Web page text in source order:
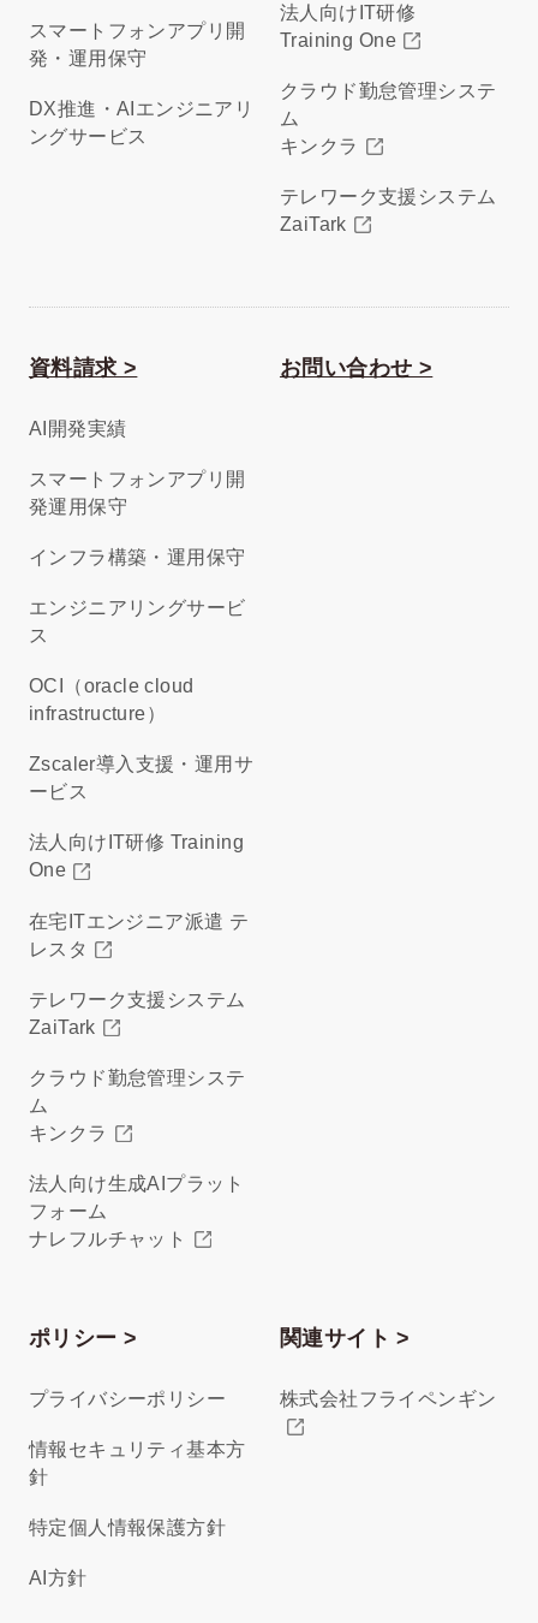
スマートフォンアプリ開
発・運用保守
DX推進・AIエンジニアリ
ングサービス
法人向けIT研修
Training One
クラウド勤怠管理システ
ム
キンクラ
テレワーク支援システム
ZaiTark
資料請求 >
AI開発実績
スマートフォンアプリ開
発運用保守
インフラ構築・運用保守
エンジニアリングサービ
ス
OCI（oracle cloud
infrastructure）
Zscaler導入支援・運用サ
ービス
法人向けIT研修 Training
One
在宅ITエンジニア派遣 テ
レスタ
テレワーク支援システム
ZaiTark
クラウド勤怠管理システ
ム
キンクラ
法人向け生成AIプラット
フォーム
ナレフルチャット
お問い合わせ >
ポリシー >
プライバシーポリシー
情報セキュリティ基本方
針
特定個人情報保護方針
AI方針
関連サイト >
株式会社フライペンギン